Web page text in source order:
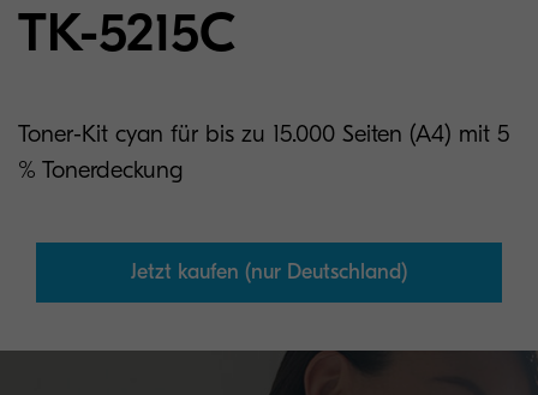
TK-5215C
Toner-Kit cyan für bis zu 15.000 Seiten (A4) mit 5
% Tonerdeckung
Jetzt kaufen (nur Deutschland)